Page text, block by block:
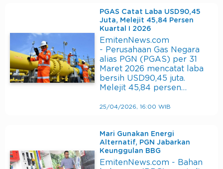
PGAS Catat Laba USD90,45
Juta, Melejit 45,84 Persen
Kuartal I 2026
EmitenNews.com
- Perusahaan Gas Negara
alias PGN (PGAS) per 31
Maret 2026 mencatat laba
bersih USD90,45 juta.
Melejit 45,84 persen…
25/04/2026, 16:00 WIB
Mari Gunakan Energi
Alternatif, PGN Jabarkan
Keunggulan BBG
EmitenNews.com - Bahan